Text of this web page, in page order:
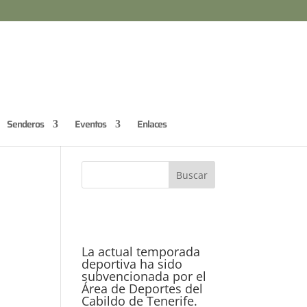
Senderos Eventos Enlaces
La actual temporada
deportiva ha sido
subvencionada por el
Área de Deportes del
Cabildo de Tenerife.